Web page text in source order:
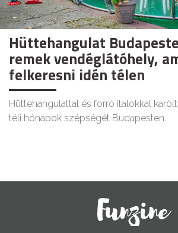
Hüttehangulat
remek vendéglátóhely,
felkeresni idén télen
Hüttehangulattal és forró italokkal
téli hónapok szépségét Budapesten.